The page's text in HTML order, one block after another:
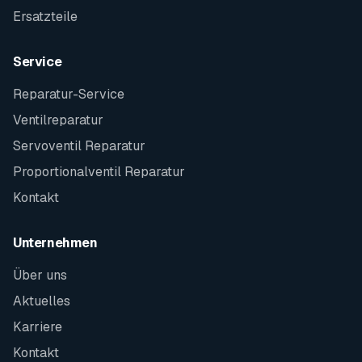
Ersatzteile
Service
Reparatur-Service
Ventilreparatur
Servoventil Reparatur
Proportionalventil Reparatur
Kontakt
Unternehmen
Über uns
Aktuelles
Karriere
Kontakt